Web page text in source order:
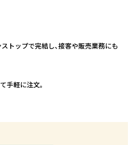
トップで完結し、接客や販売業務にも
手軽に注文。